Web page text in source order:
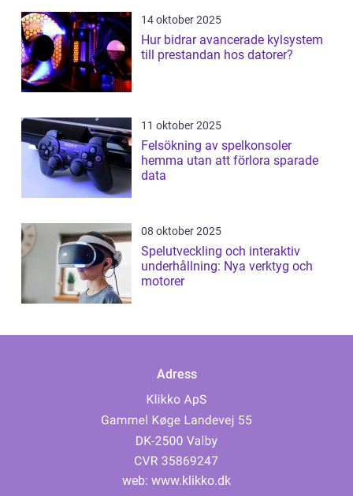
14 oktober 2025
Hur bidrar avancerade kylsystem
till prestandan hos datorer?
11 oktober 2025
Felsökning av spelkonsoler
hemma utan att förlora sparade
data
08 oktober 2025
Spelutveckling och interaktiv
underhållning: Nya verktyg och
motorer
Adress
web: www.klikko.dk